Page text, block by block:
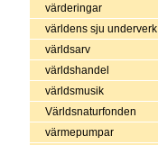
värderingar
världens sju underverk
världsarv
världshandel
världsmusik
Världsnaturfonden
värmepumpar